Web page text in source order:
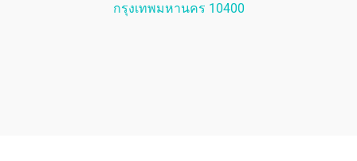
กรุงเทพมหานคร 10400